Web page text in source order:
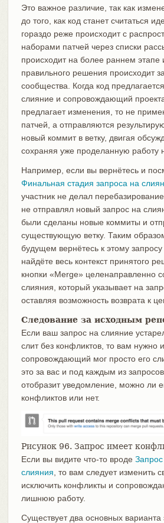
Это важное различие, так как
до того, как код станет считаться
гораздо реже происходит с
наборами патчей через списки
происходит на более раннем этапе
правильного решения происходит
сообщества. Когда код
слияние и сопровождающий
предлагает изменения, то не
патчей, а отправляются
новый коммит в ветку, двигая
сохраняя уже проделанную работу
Например, если вы вернётесь и
Финальная стадия запроса на
участник не делал
не отправлял новый запрос на
были сделаны новые коммиты и
существующую ветку. Таким
будущем вернётесь к этому запросу
найдёте весь контекст принятого
кнопки «Merge» целенаправленно
слияния, который указывает на
оставляя возможность возврата к
Следование за исходным
Если ваш запрос на слияние
слит без конфликтов, то вам нужно
сопровождающий мог просто его
это за вас и под каждым из
отобразит уведомление, можно ли
конфликтов или нет.
Рисунок 96. Запрос имеет
Если вы видите что-то вроде
слияния , то вам следует изменить
исключить конфликты и
лишнюю работу.
Существует два основных варианта